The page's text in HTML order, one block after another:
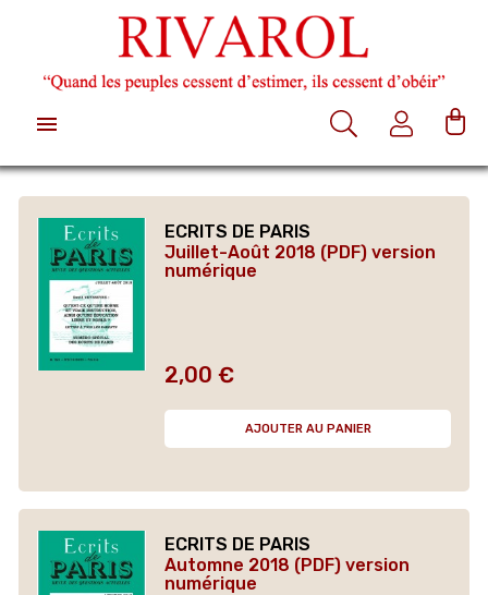

ECRITS DE PARIS
Juillet-Août 2018 (PDF) version
numérique
Prix
2,00 €
AJOUTER AU PANIER
ECRITS DE PARIS
Automne 2018 (PDF) version
numérique